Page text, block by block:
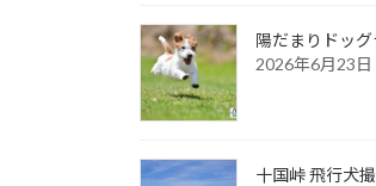
陽だまりドッ
2026年6月23日
十国峠 飛行犬